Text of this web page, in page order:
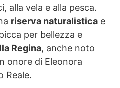
alla vela e alla pesca.
riserva naturalistica e
per bellezza e
Regina, anche noto
onore di Eleonora
Reale.